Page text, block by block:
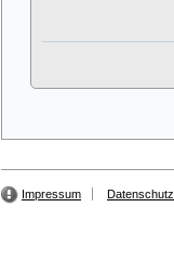
Impressum Datenschutz